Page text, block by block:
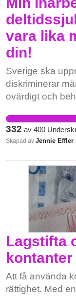
vara lika
din!
Sverige ska
diskriminerar
ovärdigt och
332 av 400
Skapad av Jennie Effler
Lagstifta
kontanter
Att få använda
rättighet. Med